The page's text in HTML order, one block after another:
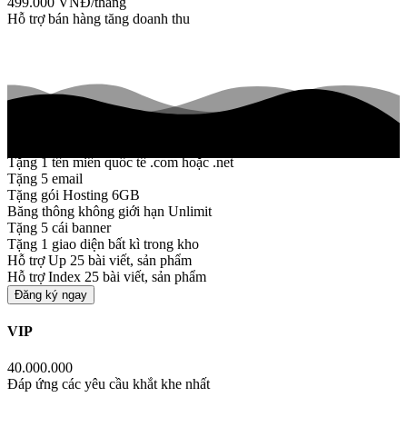
Hỗ trợ bán hàng tăng doanh thu
Tặng 1 tên miền quốc tế .com hoặc .net
Tặng 5 email
Tặng gói Hosting 6GB
Băng thông không giới hạn Unlimit
Tặng 5 cái banner
Tặng 1 giao diện bất kì trong kho
Hỗ trợ Up 25 bài viết, sản phẩm
Hỗ trợ Index 25 bài viết, sản phẩm
Đăng ký ngay
VIP
40.000.000
Đáp ứng các yêu cầu khắt khe nhất